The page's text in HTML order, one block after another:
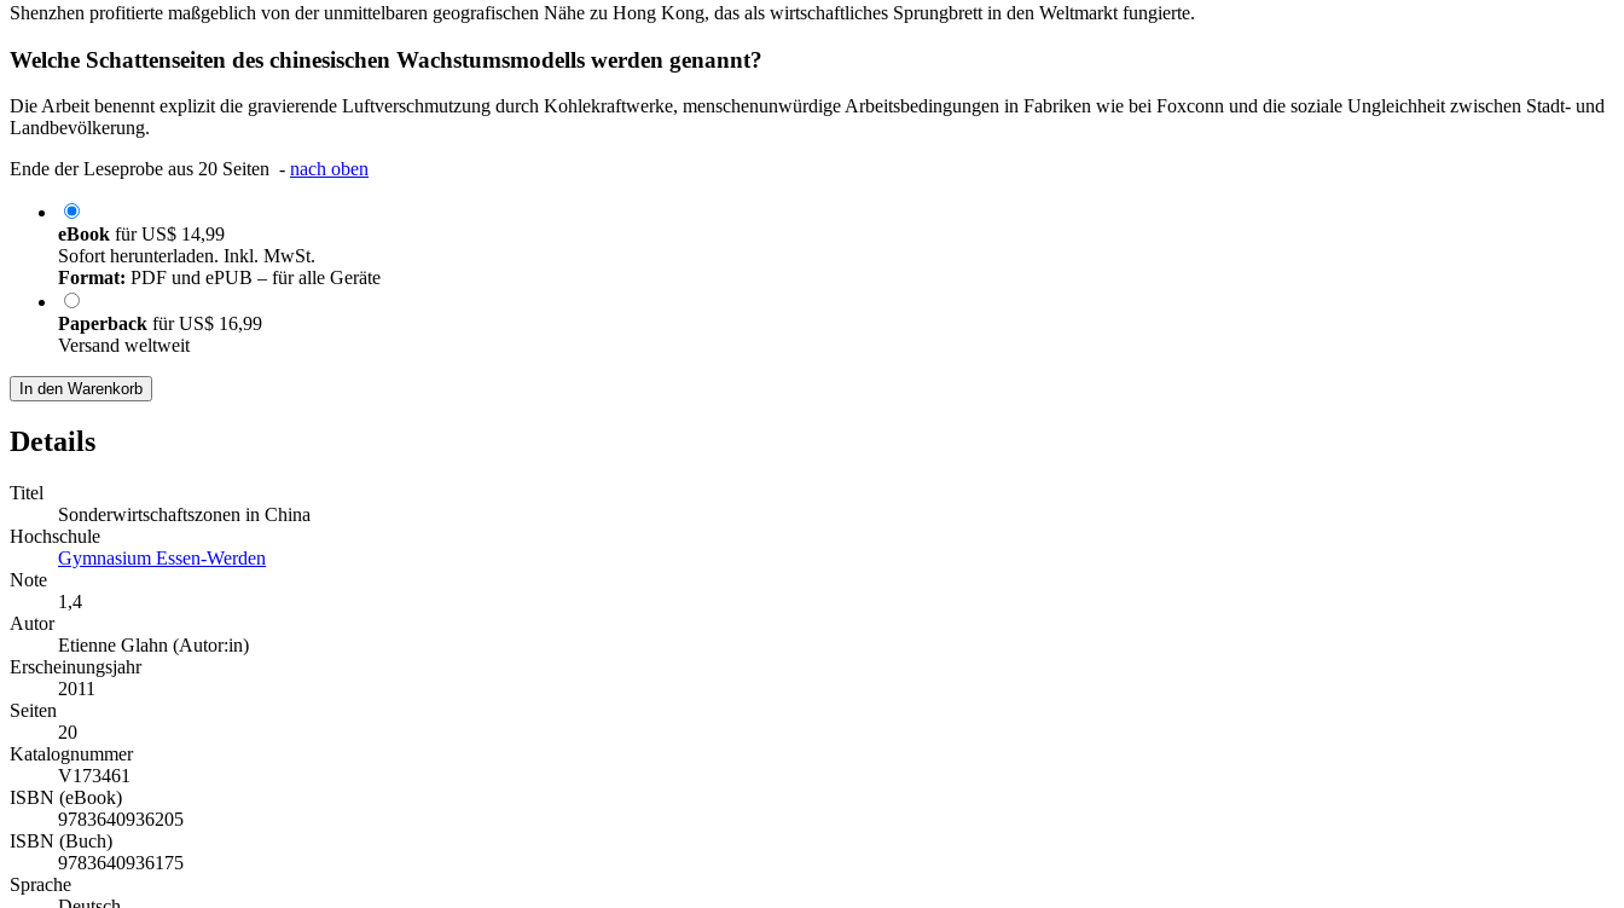
Shenzhen profitierte maßgeblich von der unmittelbaren geografischen Nähe zu Hong Kong, das als wirtschaftliches Sprungbrett in den Weltmarkt fungierte.
Welche Schattenseiten des chinesischen Wachstumsmodells werden genannt?
Die Arbeit benennt explizit die gravierende Luftverschmutzung durch Kohlekraftwerke, menschenunwürdige Arbeitsbedingungen in Fabriken wie bei Foxconn und die soziale Ungleichheit zwischen Stadt- und
Landbevölkerung.
Ende der Leseprobe aus 20 Seiten - nach oben
eBook fürUS$ 14,99
Sofort herunterladen. Inkl. MwSt.
Format: PDF und ePUB – für alle Geräte
Paperback fürUS$ 16,99
Versand weltweit
In den Warenkorb
Details
Titel
Sonderwirtschaftszonen in China
Hochschule
Gymnasium Essen-Werden
Note
1,4
Autor
Etienne Glahn (Autor:in)
Erscheinungsjahr
2011
Seiten
20
Katalognummer
V173461
ISBN (eBook)
9783640936205
ISBN (Buch)
9783640936175
Sprache